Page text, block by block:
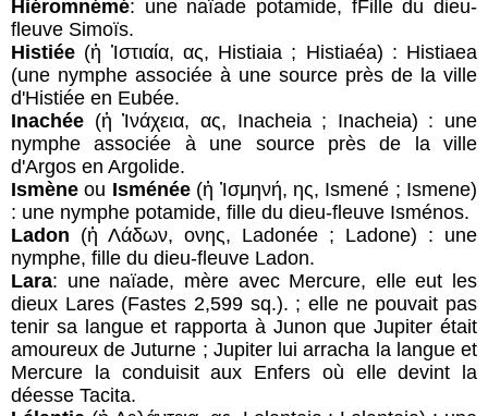
Hiéromnémé: une naïade potamide, fFille du dieu-
fleuve Simoïs.
Histiée (ἡ Ἱστιαία, ας, Histiaia ; Histiaéa) : Histiaea
(une nymphe associée à une source près de la ville
d'Histiée en Eubée.
Inachée (ἡ Ἰνάχεια, ας, Inacheia ; Inacheia) : une
nymphe associée à une source près de la ville
d'Argos en Argolide.
Ismèneou Isménée (ἡ Ἰσμηνή, ης, Ismené ; Ismene)
: une nymphe potamide, fille du dieu-fleuve Isménos.
Ladon (ἡ Λάδων, ονης, Ladonée ; Ladone) : une
nymphe, fille du dieu-fleuve Ladon.
Lara: une naïade, mère avec Mercure, elle eut les
dieux Lares (Fastes 2,599 sq.). ; elle ne pouvait pas
tenir sa langue et rapporta à Junon que Jupiter était
amoureux de Juturne ; Jupiter lui arracha la langue et
Mercure la conduisit aux Enfers où elle devint la
déesse Tacita.